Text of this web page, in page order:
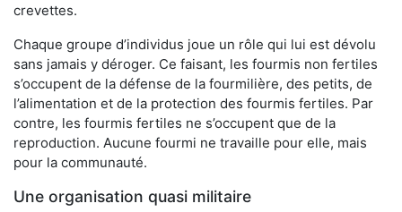
crevettes.
Chaque groupe d’individus joue un rôle qui lui est dévolu
sans jamais y déroger. Ce faisant, les fourmis non fertiles
s’occupent de la défense de la fourmilière, des petits, de
l’alimentation et de la protection des fourmis fertiles. Par
contre, les fourmis fertiles ne s’occupent que de la
reproduction. Aucune fourmi ne travaille pour elle, mais
pour la communauté.
Une organisation quasi militaire